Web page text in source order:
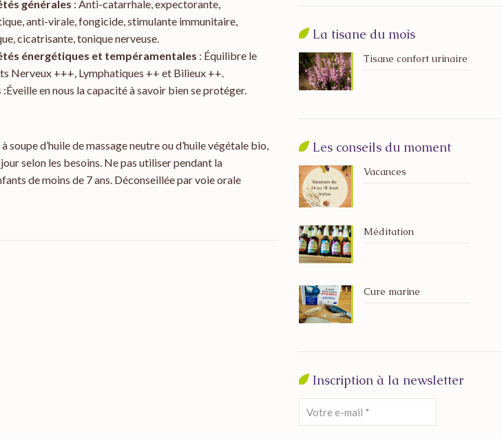
générales : Anti-catarrhale, expectorante,
anti-virale, fongicide, stimulante immunitaire,
cicatrisante, tonique nerveuse.
énergétiques et tempéramentales : Équilibre le
Nerveux +++, Lymphatiques ++ et Bilieux ++.
:Éveille en nous la capacité à savoir bien se protéger.
soupe d’huile de massage neutre ou d’huile végétale bio,
selon les besoins. Ne pas utiliser pendant la
de moins de 7 ans. Déconseillée par voie orale
La tisane du mois
Tisane confort urinaire
Les conseils du moment
Vacances
Méditation
Cure marine
Inscription à la newsletter